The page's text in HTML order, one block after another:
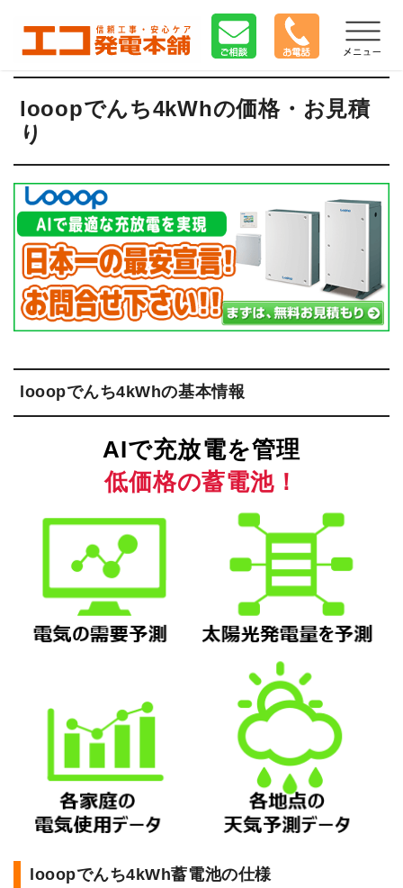
looopでんち4kWhの価格・お見積
り
looopでんち4kWhの基本情報
AIで充放電を管理
低価格の蓄電池！
looopでんち4kWh蓄電池の仕様